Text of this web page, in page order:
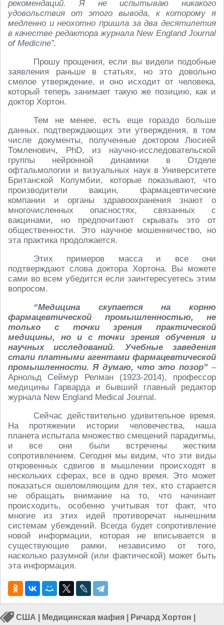
рекомендаций. Я не испытываю никакого
удовольствия от этого вывода, к которому я
медленно и неохотно пришла за два десятилетия
в качестве редактора журнала New England Journal
of Medicine”.
Прошу прощения, если вы видели подобные
заявления раньше в статьях, но это довольно
смелое утверждение, и оно исходит от человека,
который теперь занимает такую же позицию, как и
доктор Хортон.
Тем не менее, есть еще гораздо больше
данных, подтверждающих эти утверждения, в том
числе документы, полученные доктором Люсией
Томленович, PhD, из научно-исследовательской
группы нейронной динамики в Отделе
офтальмологии и визуальных наук в Университете
Британской Колумбии, которые показывают, что
производители вакцин, фармацевтические
компании и органы здравоохранения знают о
многочисленных опасностях, связанных с
вакцинами, но предпочитают скрывать это от
общественности. Это научное мошенничество, но
эта практика продолжается.
Этих примеров масса и все они
подтверждают слова доктора Хортона. Вы можете
сами во всем убедится если заинтересуетесь этим
вопросом.
“Медицина скупается на корню
фармацевтической промышленностью, не
только с точки зрения практической
медицины, но и с точки зрения обучения и
научных исследований. Учебные заведения
стали платными агентами фармацевтической
промышленности. Я думаю, что это позор”–
Арнольд Сеймур Релман (1923-2014), профессор
медицины Гарварда и бывший главный редактор
журнала New England Medical Journal.
Сейчас действительно удивительное время.
На протяжении истории человечества, наша
планета испытала множество смещений парадигмы,
и все они были встречены жестким
сопротивлением. Сегодня мы видим, что эти виды
откровенных сдвигов в мышлении происходят в
нескольких сферах, все в одно время. Это может
показаться ошеломляющим для тех, кто старается
не обращать внимание на то, что начинает
происходить, особенно учитывая тот факт, что
многие из этих идей противоречат нынешним
системам убеждений. Всегда будет сопротивление
новой информации, которая не вписывается в
существующие рамки, независимо от того,
насколько разумной (или фактической) может быть
эта информация.
США Медицинская мафия Ричард Хортон